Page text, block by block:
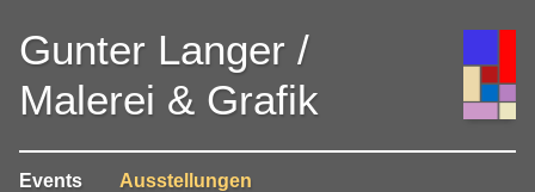
Gunter Langer /
Malerei & Grafik
Events Ausstellungen